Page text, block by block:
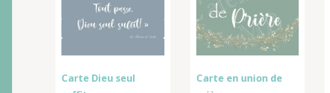
Carte Dieu seul
Carte en union de